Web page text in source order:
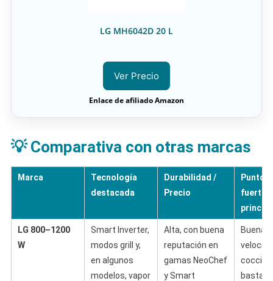
LG MH6042D 20 L
Ver Precio
Enlace de afiliado Amazon
💡 Comparativa con otras marcas
Marca
Tecnología
destacada
Durabilidad /
Precio
Puntos
fuertes
LG 800–1200
W
Smart Inverter,
modos grill y,
en algunos
modelos, vapor
Alta, con buena
reputación en
gamas NeoChef
y Smart
Buena
cocción